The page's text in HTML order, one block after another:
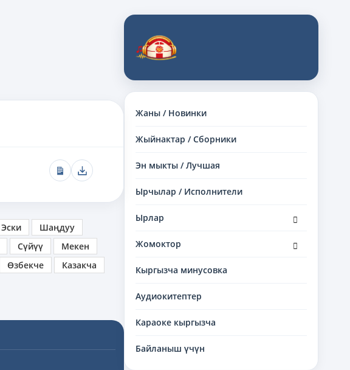
Жаны / Новинки
Жыйнактар / Сборники
Эн мыкты / Лучшая
Ырчылар / Исполнители
Ырлар
дочернее
Жомоктор
дочернее
Кыргызча минусовка
Аудиокитептер
Караоке кыргызча
Байланыш үчүн
Эски
Шаңдуу
Сүйүү
Мекен
Өзбекче
Казакча